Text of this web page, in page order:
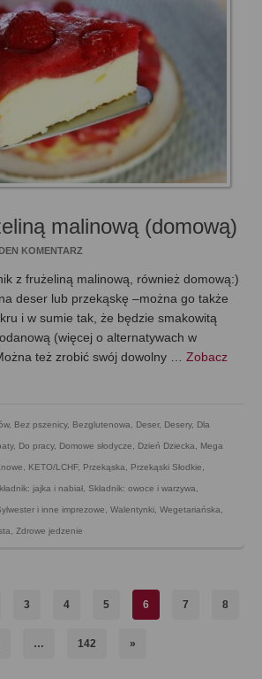
malinową (domową)
KOMENTARZ
z frużeliną malinową, również domową:)
deser lub przekąskę –można go także
i w sumie tak, że będzie smakowitą
(więcej o alternatywach w
też zrobić swój dowolny … Zobacz
, Bez pszenicy, Bezglutenowa Deser, Desery, Dla
, Do pracy, Domowe słodycze Dzień Dziecka Mega
KETO/LCHF, Przekąska Przekąski Słodkie
jajka i nabiał Składnik: owoce i warzywa
i inne imprezowe Walentynki Wegetariańska
Zdrowe jedzenie
3 4 5 6 7 8
… 142 »